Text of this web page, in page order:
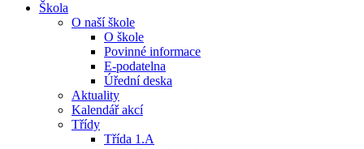
Škola
O naší škole
O škole
Povinné informace
E-podatelna
Úřední deska
Aktuality
Kalendář akcí
Třídy
Třída 1.A